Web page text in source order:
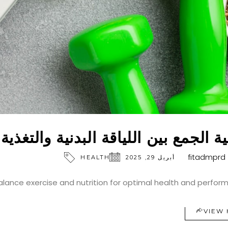
الجمع بين اللياقة البدنية
fitadmprd أبريل 29, 2025 HEALTH
exercise and nutrition for optimal health and
VIEW